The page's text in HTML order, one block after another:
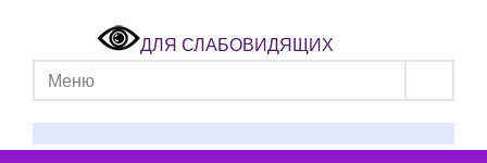
ДЛЯ СЛАБОВИДЯЩИХ
Меню